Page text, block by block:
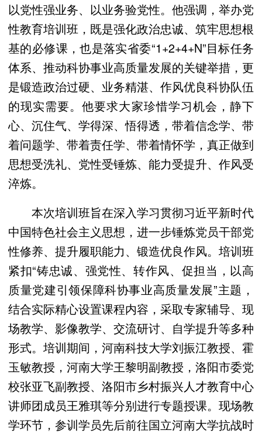
以党性强业务、以业务验党性。他强调，举办党
性教育培训班，既是强化政治忠诚、筑牢思想根
基的必修课，也是落实省委“1+2+4+N”目标任务
体系、推动科协事业高质量发展的关键举措，更
是锻造政治过硬、业务精湛、作风优良科协队伍
的现实需要。他要求大家珍惜学习机会，静下
心、沉住气、学得深、悟得透，带着信念学、带
着问题学、带着责任学、带着情怀学，真正做到
思想受洗礼、党性受锤炼、能力受提升、作风受
淬炼。
本次培训班旨在深入学习贯彻习近平新时代
中国特色社会主义思想，进一步锤炼党员干部党
性修养、提升履职能力、锻造优良作风。培训班
紧扣“铸忠诚、强党性、转作风、促担当，以高
质量党建引领保障科协事业高质量发展”主题，
结合实际精心设置课程内容，采取专家辅导、现
场教学、影像教学、交流研讨、自学提升等多种
形式。培训期间，河南科技大学刘振江教授、霍
玉敏教授，河南大学王黎明副教授，洛阳市委党
校张亚飞副教授、洛阳市乡村振兴人才教育中心
讲师团成员王雅琪等分别进行专题授课。现场教
学环节，参训学员先后前往国立河南大学抗战时